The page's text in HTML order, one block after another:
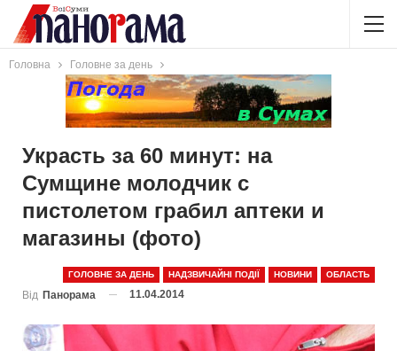
Головна Головне за день
Украсть за 60 минут: на
Сумщине молодчик с
пистолетом грабил аптеки и
магазины (фото)
ГОЛОВНЕ ЗА ДЕНЬ НАДЗВИЧАЙНІ ПОДІЇ НОВИНИ ОБЛАСТЬ
Від Панорама 11.04.2014